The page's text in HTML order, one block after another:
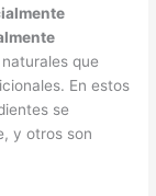
que
En estos
se
y otros son